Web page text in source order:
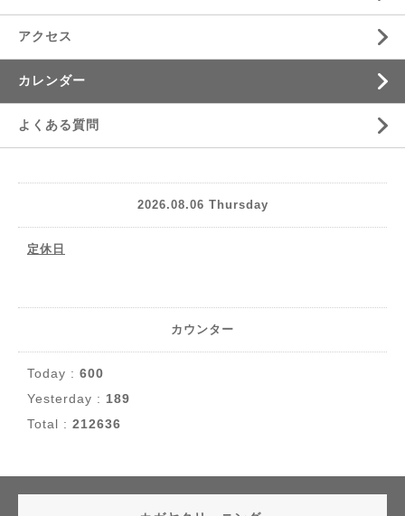
アクセス
カレンダー
よくある質問
2026.08.06 Thursday
定休日
カウンター
Today : 600
Yesterday : 189
Total : 212636